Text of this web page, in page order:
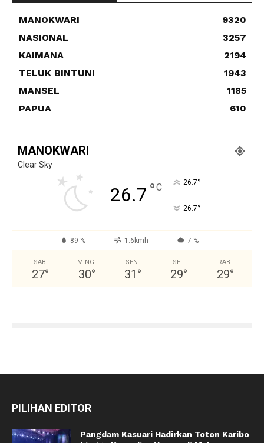
MANOKWARI
9320
NASIONAL
3257
KAIMANA
2194
TELUK BINTUNI
1943
MANSEL
1185
PAPUA
610
MANOKWARI
Clear Sky
26.7 °C 26.7°
26.7°
89 % 1.6kmh 7 %
SAB
27°
MING
30°
SEN
31 °
SEL
29°
RAB
29°
PILIHAN EDITOR
Pangdam Kasuari Hadirkan Toton Karibo